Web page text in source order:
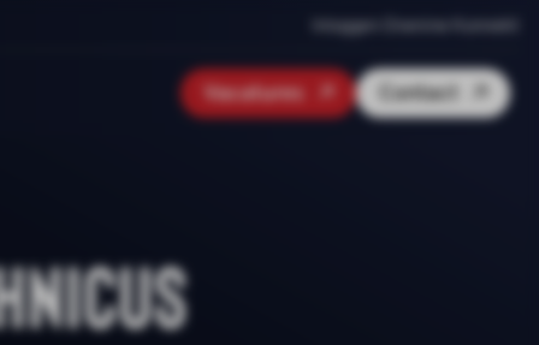
Inloggen Onenine Konnekt
Vacatures Contact